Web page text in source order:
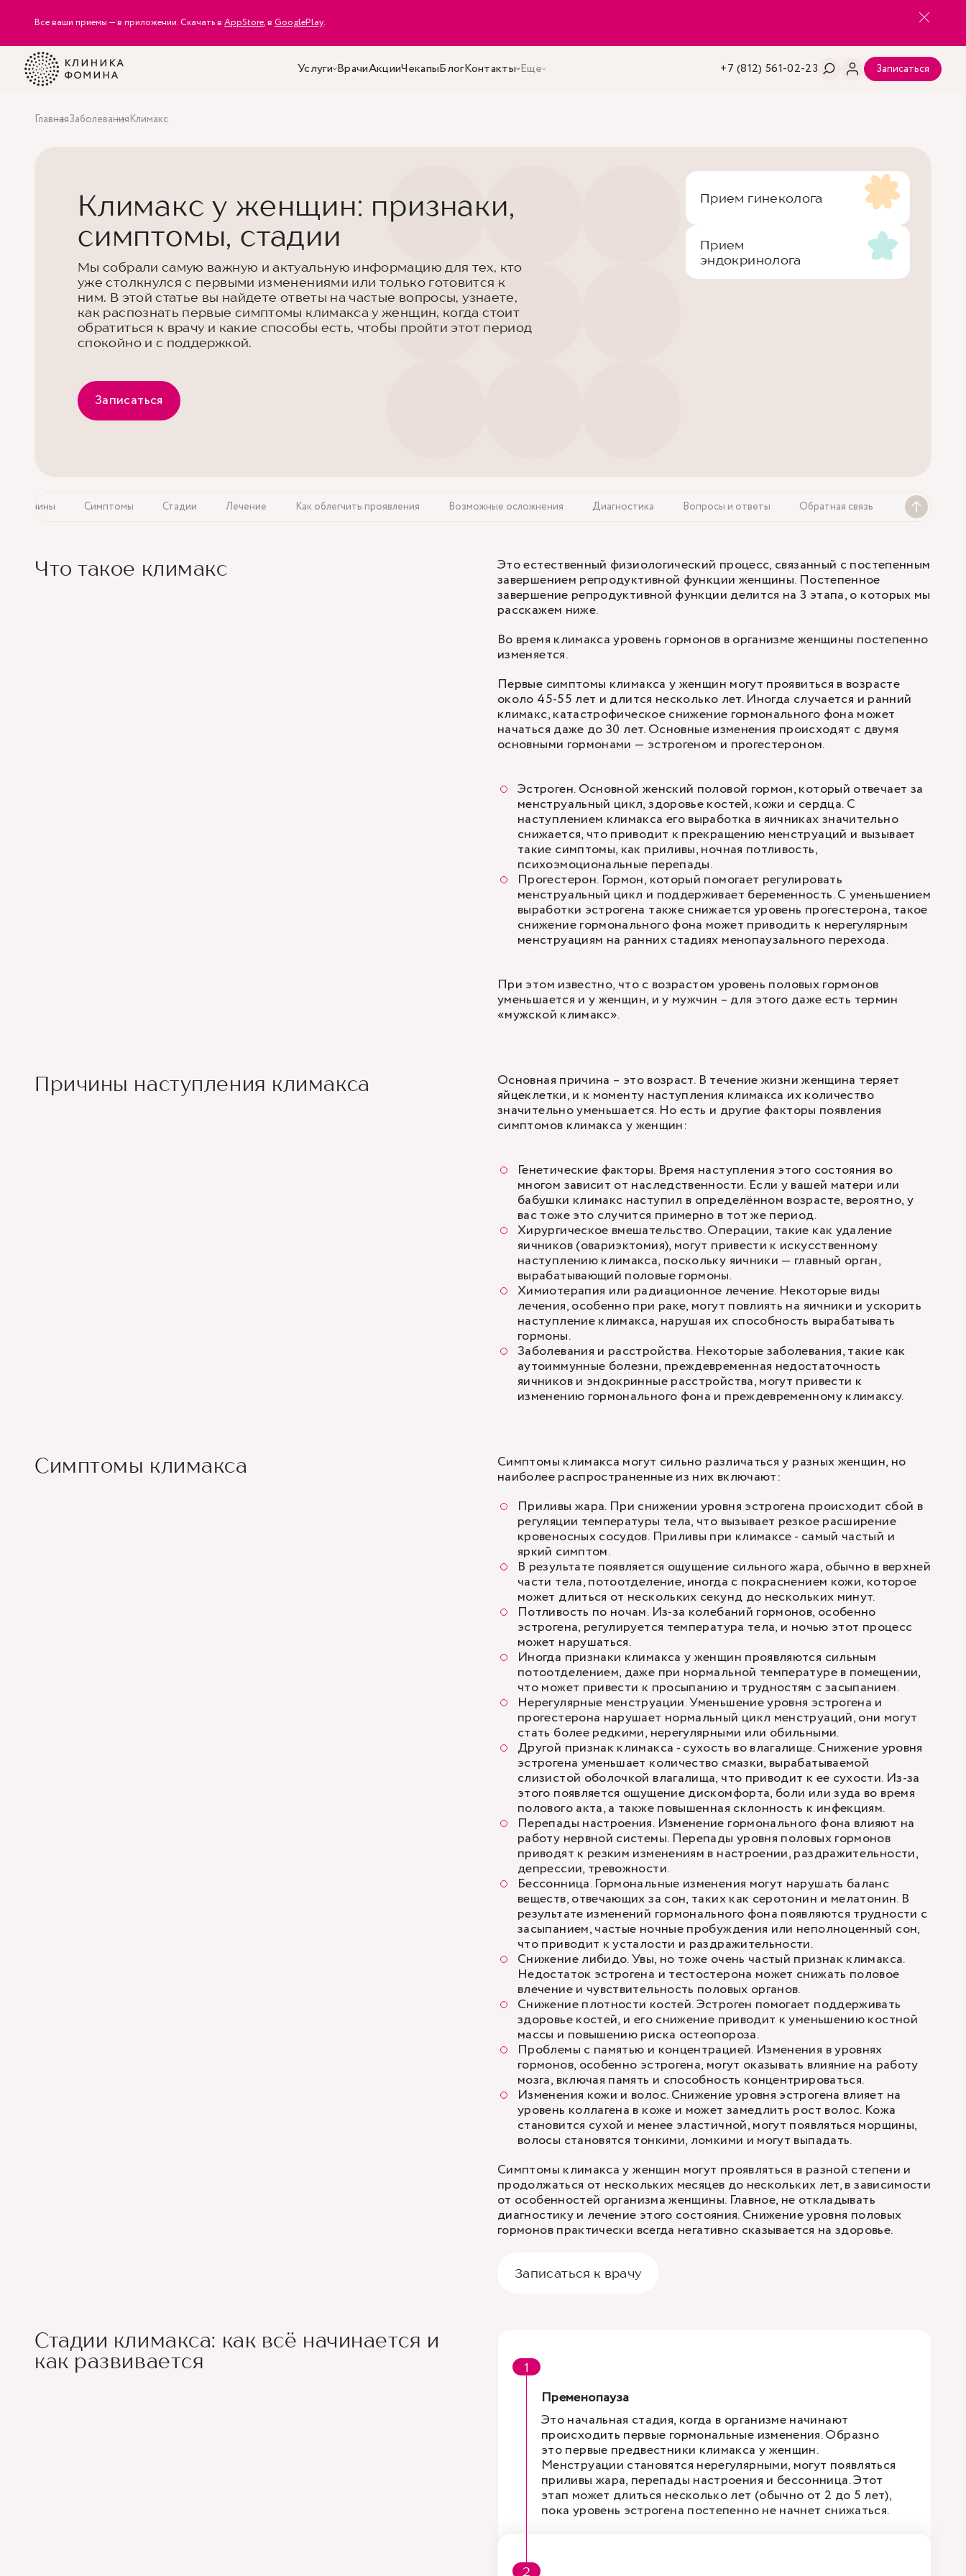
Все ваши приемы — в приложении. Скачать в AppStore, в GooglePlay.
Услуги ВрачиАкцииЧекапыБлогКонтакты Еще +7 (812) 561-02-23 Записаться
ГлавнаяЗаболеванияКлимакс
Климакс у женщин: признаки,
симптомы, стадии
Мы собрали самую важную и актуальную информацию для тех, кто
уже столкнулся с первыми изменениями или только готовится к
ним. В этой статье вы найдете ответы на частые вопросы, узнаете,
как распознать первые симптомы климакса у женщин, когда стоит
обратиться к врачу и какие способы есть, чтобы пройти этот период
спокойно и с поддержкой.
Записаться
Прием гинеколога
Прием
эндокринолога
Причины Симптомы Стадии Лечение Как облегчить проявления Возможные осложнения Диагностика Вопросы и ответы Обратная связь
Что такое климакс
Это естественный физиологический процесс, связанный с постепенным
завершением репродуктивной функции женщины. Постепенное
завершение репродуктивной функции делится на 3 этапа, о которых мы
расскажем ниже.
Во время климакса уровень гормонов в организме женщины постепенно
изменяется.
Первые симптомы климакса у женщин могут проявиться в возрасте
около 45-55 лет и длится несколько лет. Иногда случается и ранний
климакс, катастрофическое снижение гормонального фона может
начаться даже до 30 лет. Основные изменения происходят с двумя
основными гормонами — эстрогеном и прогестероном.
Эстроген. Основной женский половой гормон, который отвечает за
менструальный цикл, здоровье костей, кожи и сердца. С
наступлением климакса его выработка в яичниках значительно
снижается, что приводит к прекращению менструаций и вызывает
такие симптомы, как приливы, ночная потливость,
психоэмоциональные перепады.
Прогестерон. Гормон, который помогает регулировать
менструальный цикл и поддерживает беременность. С уменьшением
выработки эстрогена также снижается уровень прогестерона, такое
снижение гормонального фона может приводить к нерегулярным
менструациям на ранних стадиях менопаузального перехода.
При этом известно, что с возрастом уровень половых гормонов
уменьшается и у женщин, и у мужчин – для этого даже есть термин
«мужской климакс».
Причины наступления климакса
Основная причина – это возраст. В течение жизни женщина теряет
яйцеклетки, и к моменту наступления климакса их количество
значительно уменьшается. Но есть и другие факторы появления
симптомов климакса у женщин:
Генетические факторы. Время наступления этого состояния во
многом зависит от наследственности. Если у вашей матери или
бабушки климакс наступил в определённом возрасте, вероятно, у
вас тоже это случится примерно в тот же период.
Хирургическое вмешательство. Операции, такие как удаление
яичников (овариэктомия), могут привести к искусственному
наступлению климакса, поскольку яичники — главный орган,
вырабатывающий половые гормоны.
Химиотерапия или радиационное лечение. Некоторые виды
лечения, особенно при раке, могут повлиять на яичники и ускорить
наступление климакса, нарушая их способность вырабатывать
гормоны.
Заболевания и расстройства. Некоторые заболевания, такие как
аутоиммунные болезни, преждевременная недостаточность
яичников и эндокринные расстройства, могут привести к
изменению гормонального фона и преждевременному климаксу.
Симптомы климакса
Симптомы климакса могут сильно различаться у разных женщин, но
наиболее распространенные из них включают:
Приливы жара. При снижении уровня эстрогена происходит сбой в
регуляции температуры тела, что вызывает резкое расширение
кровеносных сосудов. Приливы при климаксе - самый частый и
яркий симптом.
В результате появляется ощущение сильного жара, обычно в верхней
части тела, потоотделение, иногда с покраснением кожи, которое
может длиться от нескольких секунд до нескольких минут.
Потливость по ночам. Из-за колебаний гормонов, особенно
эстрогена, регулируется температура тела, и ночью этот процесс
может нарушаться.
Иногда признаки климакса у женщин проявляются сильным
потоотделением, даже при нормальной температуре в помещении,
что может привести к просыпанию и трудностям с засыпанием.
Нерегулярные менструации. Уменьшение уровня эстрогена и
прогестерона нарушает нормальный цикл менструаций, они могут
стать более редкими, нерегулярными или обильными.
Другой признак климакса - сухость во влагалище. Снижение уровня
эстрогена уменьшает количество смазки, вырабатываемой
слизистой оболочкой влагалища, что приводит к ее сухости. Из-за
этого появляется ощущение дискомфорта, боли или зуда во время
полового акта, а также повышенная склонность к инфекциям.
Перепады настроения. Изменение гормонального фона влияют на
работу нервной системы. Перепады уровня половых гормонов
приводят к резким изменениям в настроении, раздражительности,
депрессии, тревожности.
Бессонница. Гормональные изменения могут нарушать баланс
веществ, отвечающих за сон, таких как серотонин и мелатонин. В
результате изменений гормонального фона появляются трудности с
засыпанием, частые ночные пробуждения или неполноценный сон,
что приводит к усталости и раздражительности.
Снижение либидо. Увы, но тоже очень частый признак климакса.
Недостаток эстрогена и тестостерона может снижать половое
влечение и чувствительность половых органов.
Снижение плотности костей. Эстроген помогает поддерживать
здоровье костей, и его снижение приводит к уменьшению костной
массы и повышению риска остеопороза.
Проблемы с памятью и концентрацией. Изменения в уровнях
гормонов, особенно эстрогена, могут оказывать влияние на работу
мозга, включая память и способность концентрироваться.
Изменения кожи и волос. Снижение уровня эстрогена влияет на
уровень коллагена в коже и может замедлить рост волос. Кожа
становится сухой и менее эластичной, могут появляться морщины,
волосы становятся тонкими, ломкими и могут выпадать.
Симптомы климакса у женщин могут проявляться в разной степени и
продолжаться от нескольких месяцев до нескольких лет, в зависимости
от особенностей организма женщины. Главное, не откладывать
диагностику и лечение этого состояния. Снижение уровня половых
гормонов практически всегда негативно сказывается на здоровье.
Записаться к врачу
Стадии климакса: как всё начинается и
как развивается
Пременопауза
Это начальная стадия, когда в организме начинают
происходить первые гормональные изменения. Образно
это первые предвестники климакса у женщин.
Менструации становятся нерегулярными, могут появляться
приливы жара, перепады настроения и бессонница. Этот
этап может длиться несколько лет (обычно от 2 до 5 лет),
пока уровень эстрогена постепенно не начнет снижаться.